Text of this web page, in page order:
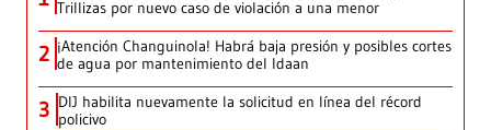
Trillizas por nuevo caso de violación a una menor
2 ¡Atención Changuinola! Habrá baja presión y posibles cortes
de agua por mantenimiento del Idaan
3 DIJ habilita nuevamente la solicitud en línea del récord
policivo